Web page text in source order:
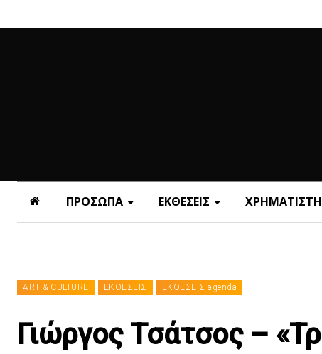
ΠΡΟΣΩΠΑ ΕΚΘΕΣΕΙΣ
ART & CULTURE ΕΚΘΕΣΕΙΣ ΕΚΘΕΣΕΙΣ agenda
Γιώργος Τσάτσος –